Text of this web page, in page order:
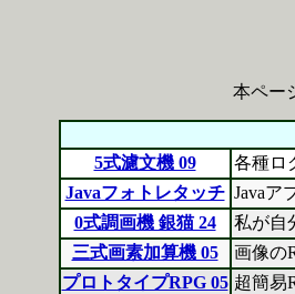
本ペー
5式濾文機 09
各種ロ
Javaフォトレタッチ Javaア
0式調画機 銀猫 24
私が自
三式画素加算機 05
画像の
プロトタイプRPG 05 超簡易